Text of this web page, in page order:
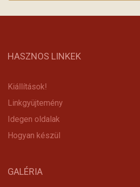
HASZNOS LINKEK
Kiállítások!
Linkgyüjtemény
Idegen oldalak
Hogyan készül
GALÉRIA